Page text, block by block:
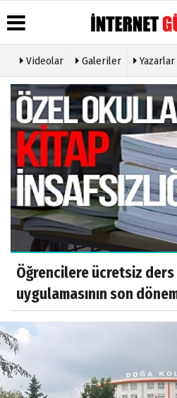
Üye Paneli
Haber
Arşivi
Gazete
Arşivi
Günün
Haberleri
Hava
Durumu
Gazete
Manşetleri
Anketler
Biyografiler
Videolar Galeriler Yazarlar
Öğrencilere ücretsiz ders
uygulamasının son